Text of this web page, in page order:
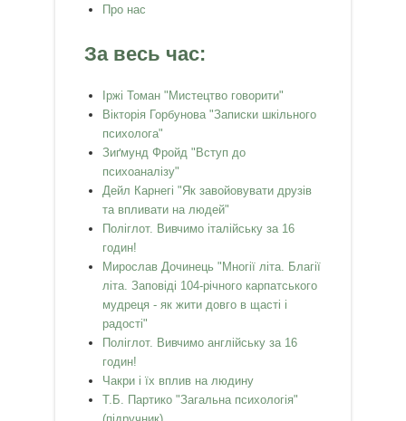
Про нас
За весь час:
Іржі Томан "Мистецтво говорити"
Вікторія Горбунова "Записки шкільного
психолога"
Зиґмунд Фройд "Вступ до
психоаналізу"
Дейл Карнегі "Як завойовувати друзів
та впливати на людей"
Поліглот. Вивчимо італійську за 16
годин!
Мирослав Дочинець "Многії літа. Благії
літа. Заповіді 104-річного карпатського
мудреця - як жити довго в щасті і
радості"
Поліглот. Вивчимо англійську за 16
годин!
Чакри і їх вплив на людину
Т.Б. Партико "Загальна психологія"